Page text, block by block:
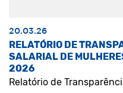
20.03.26
RELATÓRIO DE
SALARIAL DE
2026
Relatório de